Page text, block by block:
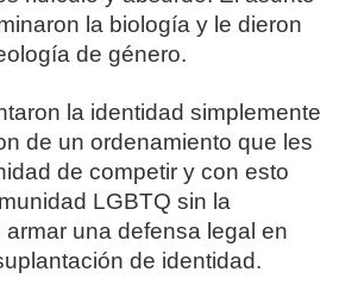
la biología y le dieron
de género.
la identidad simplemente
de un ordenamiento que les
de competir y con esto
LGBTQ sin la
una defensa legal en
de identidad.